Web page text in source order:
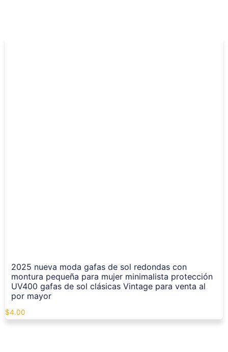
2025 nueva moda gafas de sol redondas con
montura pequeña para mujer minimalista protección
UV400 gafas de sol clásicas Vintage para venta al
por mayor
$4.00